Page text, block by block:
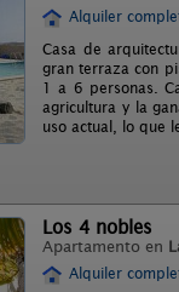
Alquiler
Casa de
gran terraza con
1 a 6 personas.
agricultura y la
uso actual, lo que
Los 4 nobles
Apartamento en
Alquiler